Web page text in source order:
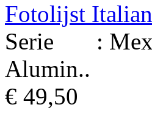
Fotolijst
Serie :
Alumin..
€ 49,50